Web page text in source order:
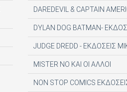
DAREDEVIL & CAPTAIN
DYLAN DOG BATMAN-
JUDGE DREDD - ΕΚΔΟΣΕΙΣ
MISTER NO ΚΑΙ ΟΙ ΑΛΛΟΙ
NON STOP COMICS